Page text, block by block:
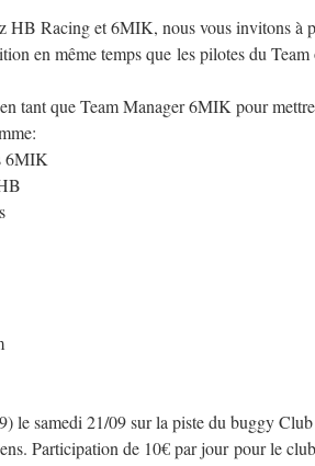
HB Racing et 6MIK, nous vous invitons à
en même temps que les pilotes du
tant que Team Manager 6MIK pour
6MIK
le samedi 21/09 sur la piste du buggy
Participation de 10€ par jour pour le